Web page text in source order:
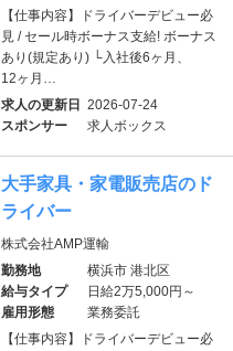
【仕事内容】ドライバーデビュー必
見 / セール時ボーナス支給! ボーナス
あり(規定あり) └入社後6ヶ月、
12ヶ月…
求人の更新日
2026-07-24
スポンサー
求人ボックス
大手家具・家電販売店のド
ライバー
株式会社AMP運輸
勤務地
横浜市 港北区
給与タイプ
日給2万5,000円～
雇用形態
業務委託
【仕事内容】ドライバーデビュー必